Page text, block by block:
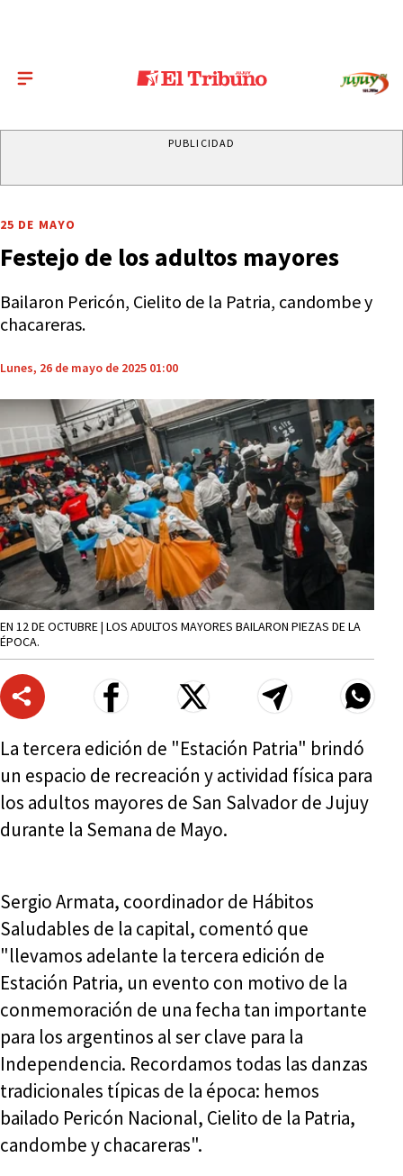
PUBLICIDAD
25 DE MAYO
Festejo de los adultos mayores
Bailaron Pericón, Cielito de la Patria, candombe y
chacareras.
Lunes, 26 de mayo de 2025 01:00
EN 12 DE OCTUBRE | LOS ADULTOS MAYORES BAILARON PIEZAS DE LA
ÉPOCA.
La tercera edición de "Estación Patria" brindó
un espacio de recreación y actividad física para
los adultos mayores de San Salvador de Jujuy
durante la Semana de Mayo.
Sergio Armata, coordinador de Hábitos
Saludables de la capital, comentó que
"llevamos adelante la tercera edición de
Estación Patria, un evento con motivo de la
conmemoración de una fecha tan importante
para los argentinos al ser clave para la
Independencia. Recordamos todas las danzas
tradicionales típicas de la época: hemos
bailado Pericón Nacional, Cielito de la Patria,
candombe y chacareras".